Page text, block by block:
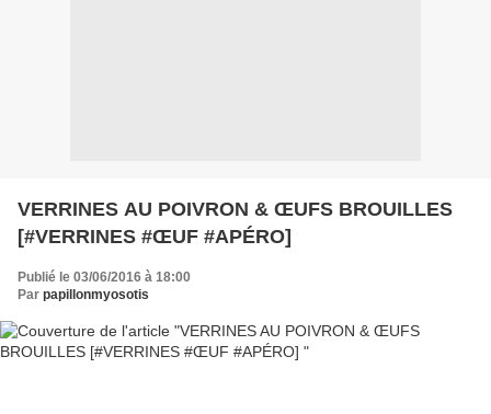
VERRINES AU POIVRON & ŒUFS BROUILLES
[#VERRINES #ŒUF #APÉRO]
Publié le 03/06/2016 à 18:00
Par papillonmyosotis